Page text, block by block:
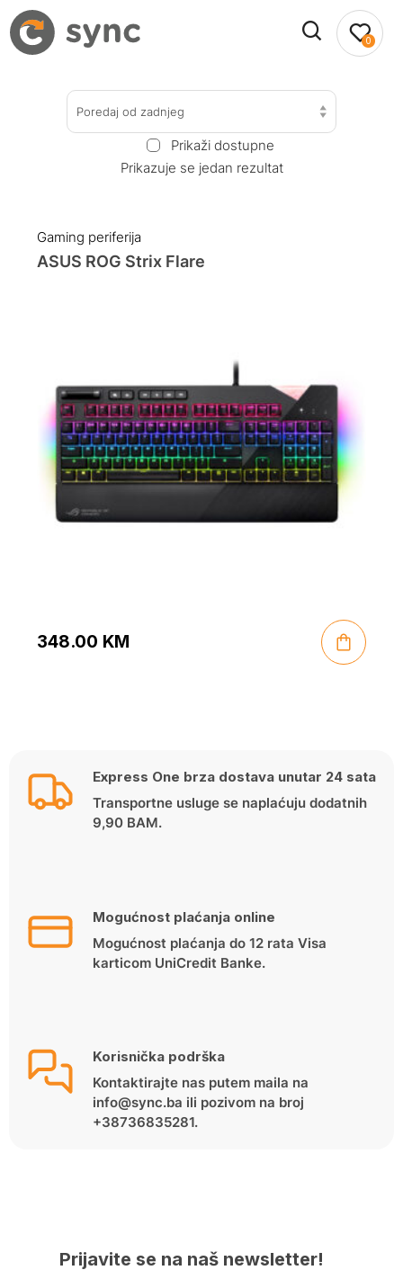
0
Poredaj od zadnjeg
Prikaži dostupne
Prikazuje se jedan rezultat
Gaming periferija
ASUS ROG Strix Flare
348.00 KM
Express One brza dostava unutar 24 sata
Transportne usluge se naplaćuju dodatnih
9,90 BAM.
Mogućnost plaćanja online
Mogućnost plaćanja do 12 rata Visa
karticom UniCredit Banke.
Korisnička podrška
Kontaktirajte nas putem maila na
info@sync.ba ili pozivom na broj
+38736835281.
Prijavite se na naš newsletter!